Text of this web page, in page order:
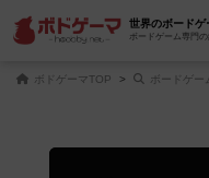
世界のボードゲ
ボードゲーム専門
ボドゲーマTOP ボードゲー